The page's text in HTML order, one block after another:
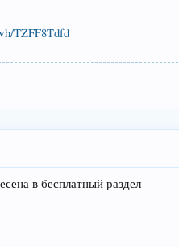
TZFF8Tdfd
в бесплатный раздел